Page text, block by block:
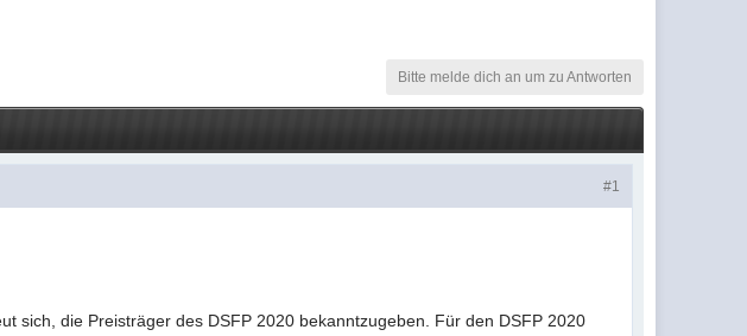
Bitte melde dich an um zu Antworten
#1
sich, die Preisträger des DSFP 2020 bekanntzugeben. Für den DSFP 2020